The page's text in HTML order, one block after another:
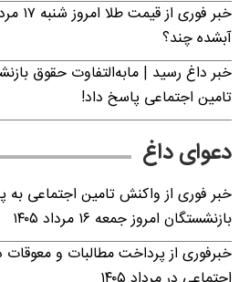
آبشده چند؟
خبر داغ رسید | مابه‌التفاوت حقوق
تامین اجتماعی پاسخ داد!
دعوای داغ
خبر فوری از واکنش تامین اجتماعی به
بازنشستگان امروز جمعه ۱۶ مرداد ۱۴۰۵
خبرفوری از پرداخت مطالبات و معوقات